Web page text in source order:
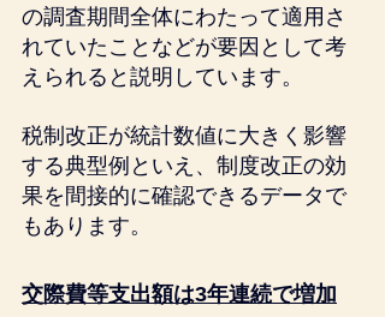
の調査期間全体にわたって適用さ
れていたことなどが要因として考
えられると説明しています。
税制改正が統計数値に大きく影響
する典型例といえ、制度改正の効
果を間接的に確認できるデータで
もあります。
交際費等支出額は3年連続で増加